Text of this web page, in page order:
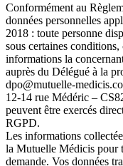
Conformément au
données personnelles
2018 : toute personne
sous certaines
informations la
auprès du Délégué à la
dpo@mutuelle-
12-14 rue Médéric –
peuvent être exercés
RGPD.
Les informations
la Mutuelle Médicis pour
demande. Vos données